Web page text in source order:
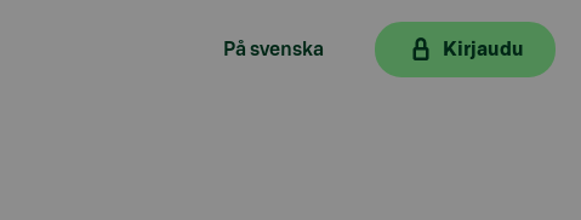
På svenska Kirjaudu